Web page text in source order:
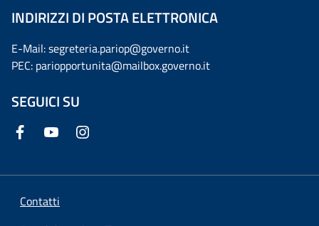
INDIRIZZI DI POSTA ELETTRONICA
E-Mail: segreteria.pariop@governo.it
PEC: pariopportunita@mailbox.governo.it
SEGUICI SU
Contatti